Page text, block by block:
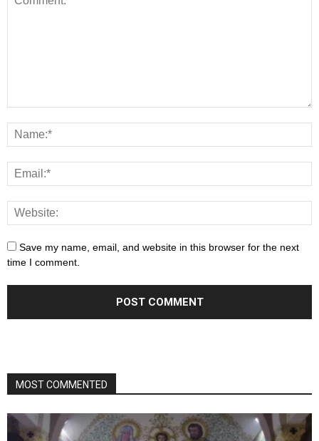
Save my name, email, and website in this browser for the next
time I comment.
MOST COMMENTED